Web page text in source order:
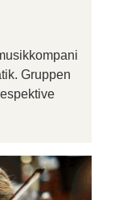
Gruppen